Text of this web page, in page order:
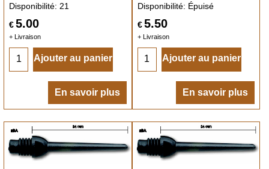
€5.00
+ Livraison
Disponibilité: 21
Ajouter au panier
En savoir plus
€ 5.50
+ Livraison
Disponibilité: Épuisé
Ajouter au panier
En savoir plus